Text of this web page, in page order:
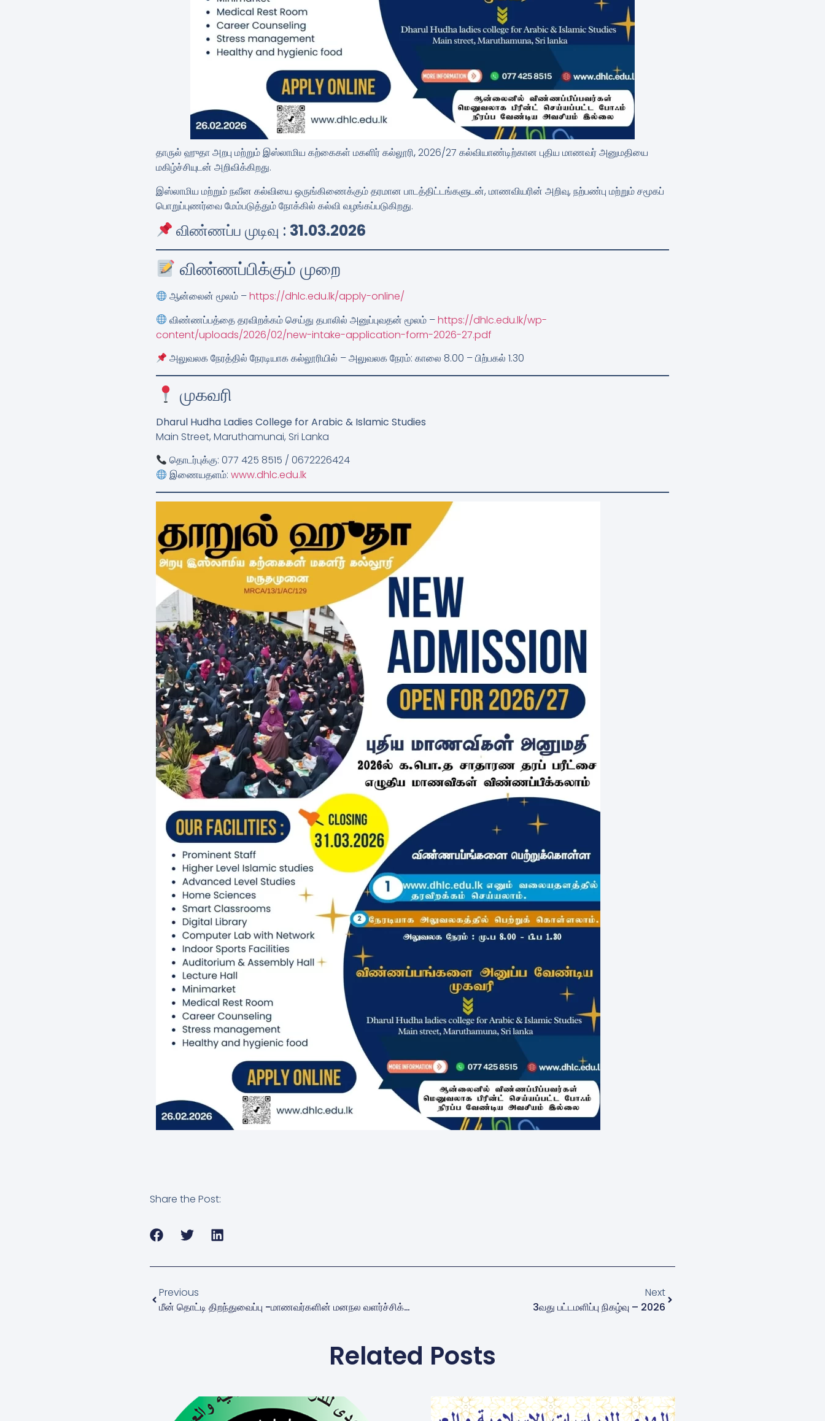
தாருல் ஹுதா அறபு மற்றும் இஸ்லாமிய கற்கைகள் மகளிர் கல்லூரி,2026/27 கல்வியாண்டிற்கான புதிய மாணவர் அனுமதியை
மகிழ்ச்சியுடன் அறிவிக்கிறது.
இஸ்லாமிய மற்றும் நவீன கல்வியை ஒருங்கிணைக்கும் தரமான பாடத்திட்டங்களுடன், மாணவியரின் அறிவு, நற்பண்பு மற்றும் சமூகப்
பொறுப்புணர்வை மேம்படுத்தும் நோக்கில் கல்வி வழங்கப்படுகிறது.
விண்ணப்ப முடிவு : 31.03.2026
விண்ணப்பிக்கும் முறை
ஆன்லைன் மூலம் –https://dhlc.edu.lk/apply-online/
விண்ணப்பத்தை தரவிறக்கம் செய்து தபாலில் அனுப்புவதன் மூலம் –https://dhlc.edu.lk/wp-
content/uploads/2026/02/new-intake-application-form-2026-27.pdf
அலுவலக நேரத்தில்நேரடியாக கல்லூரியில் – அலுவலக நேரம்: காலை 8.00 – பிற்பகல் 1.30
முகவரி
Dharul Hudha Ladies College for Arabic & Islamic Studies
Main Street, Maruthamunai, Sri Lanka
தொடர்புக்கு: 077 425 8515 / 0672226424
இணையதளம்:www.dhlc.edu.lk
Share the Post:
Previous
மீன் தொட்டி திறந்துவைப்பு -மாணவர்களின் மனநல வளர்ச்சிக்கு புதிய முயற்சி
Next
3வது பட்டமளிப்பு நிகழ்வு – 2026
Related Posts